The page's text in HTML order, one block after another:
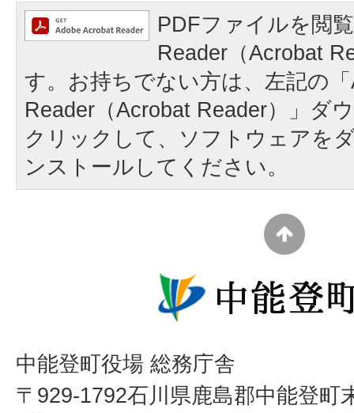
PDFファイルを閲
Reader（Acrobat
す。お持ちでない方は、左記の
Reader（Acrobat Reader）」ダ
クリックして、ソフトウェアを
ンストールしてください。
中能登町役場 総務庁舎
〒929-1792石川県鹿島郡中能登町